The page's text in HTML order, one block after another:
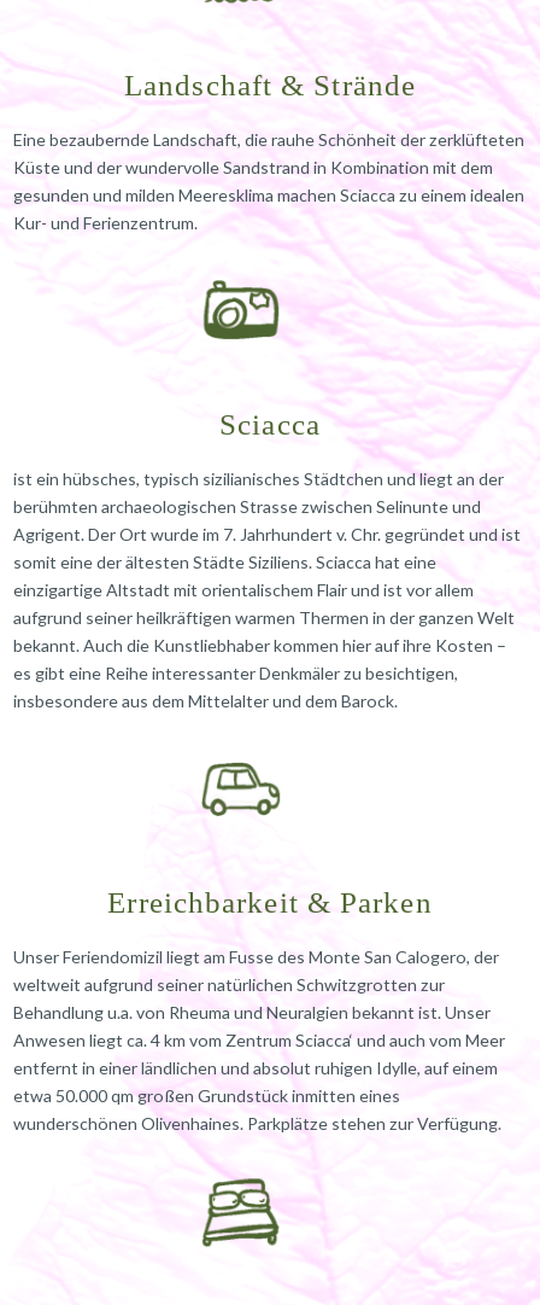
Landschaft & Strände
Eine bezaubernde Landschaft, die rauhe Schönheit der zerklüfteten
Küste und der wundervolle Sandstrand in Kombination mit dem
gesunden und milden Meeresklima machen Sciacca zu einem idealen
Kur- und Ferienzentrum.
Sciacca
ist ein hübsches, typisch sizilianisches Städtchen und liegt an der
berühmten archaeologischen Strasse zwischen Selinunte und
Agrigent. Der Ort wurde im 7. Jahrhundert v. Chr. gegründet und ist
somit eine der ältesten Städte Siziliens. Sciacca hat eine
einzigartige Altstadt mit orientalischem Flair und ist vor allem
aufgrund seiner heilkräftigen warmen Thermen in der ganzen Welt
bekannt. Auch die Kunstliebhaber kommen hier auf ihre Kosten –
es gibt eine Reihe interessanter Denkmäler zu besichtigen,
insbesondere aus dem Mittelalter und dem Barock.
Erreichbarkeit & Parken
Unser Feriendomizil liegt am Fusse des Monte San Calogero, der
weltweit aufgrund seiner natürlichen Schwitzgrotten zur
Behandlung u.a. von Rheuma und Neuralgien bekannt ist. Unser
Anwesen liegt ca. 4 km vom Zentrum Sciacca‘ und auch vom Meer
entfernt in einer ländlichen und absolut ruhigen Idylle, auf einem
etwa 50.000 qm großen Grundstück inmitten eines
wunderschönen Olivenhaines. Parkplätze stehen zur Verfügung.